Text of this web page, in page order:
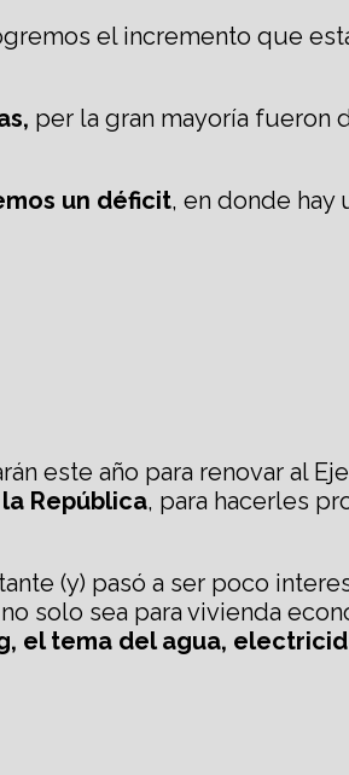
el incremento que
per la gran mayoría fueron
un déficit, en donde hay
este año para renovar al
República, para hacerles
(y) pasó a ser poco
solo sea para vivienda
el tema del agua,